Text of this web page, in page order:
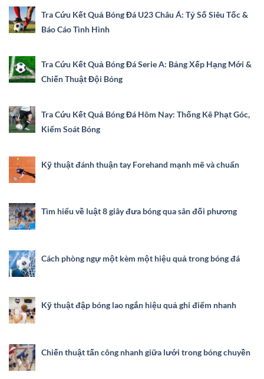
Tra Cứu Kết Quả Bóng Đá U23 Châu Á: Tỷ Số Siêu Tốc &
Báo Cáo Tình Hình
Tra Cứu Kết Quả Bóng Đá Serie A: Bảng Xếp Hạng Mới &
Chiến Thuật Đội Bóng
Tra Cứu Kết Quả Bóng Đá Hôm Nay: Thống Kê Phạt Góc,
Kiểm Soát Bóng
Kỹ thuật đánh thuận tay Forehand mạnh mẽ và chuẩn
Tìm hiểu về luật 8 giây đưa bóng qua sân đối phương
Cách phòng ngự một kèm một hiệu quả trong bóng đá
Kỹ thuật đập bóng lao ngắn hiệu quả ghi điểm nhanh
Chiến thuật tấn công nhanh giữa lưới trong bóng chuyền